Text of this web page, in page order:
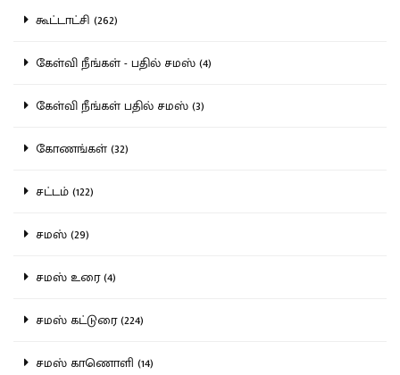
கூட்டாட்சி (262)
கேள்வி நீங்கள் - பதில் சமஸ் (4)
கேள்வி நீங்கள் பதில் சமஸ் (3)
கோணங்கள் (32)
சட்டம் (122)
சமஸ் (29)
சமஸ் உரை (4)
சமஸ் கட்டுரை (224)
சமஸ் காணொளி (14)